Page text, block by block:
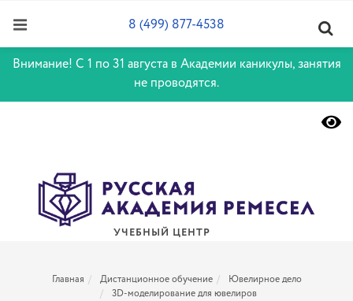
Внимание! С 1 по 31 августа в Академии каникулы, занятия
не проводятся.
УЧЕБНЫЙ ЦЕНТР
8 (499) 877-4538
Главная Дистанционное обучение
Ювелирное дело
3D-моделирование для ювелиров